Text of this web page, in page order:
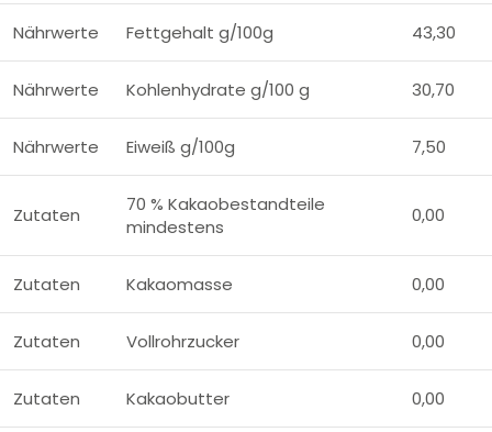
Nährwerte Fettgehalt g/100g 43,30
Nährwerte Kohlenhydrate g/100 g 30,70
Nährwerte Eiweiß g/100g 7,50
Zutaten
70 % Kakaobestandteile
mindestens
0,00
Zutaten Kakaomasse 0,00
Zutaten Vollrohrzucker 0,00
Zutaten Kakaobutter 0,00